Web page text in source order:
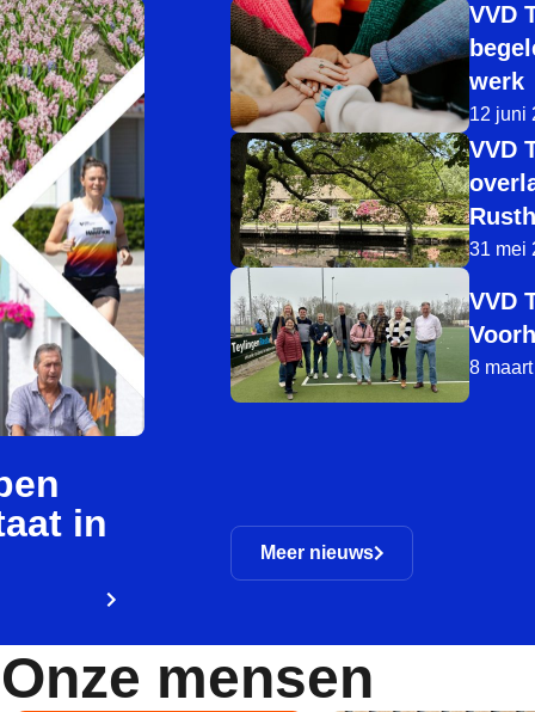
in
VVD
werk
12 juni
VVD
31 mei
VVD
8
Meer nieuws
Onze mensen